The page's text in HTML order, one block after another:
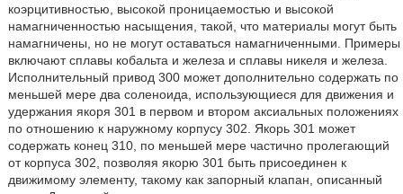
коэрцитивностью, высокой проницаемостью и высокой
намагниченностью насыщения, такой, что материалы могут быть
намагничены, но не могут оставаться намагниченными. Примеры
включают сплавы кобальта и железа и сплавы никеля и железа.
Исполнительный привод 300 может дополнительно содержать по
меньшей мере два соленоида, использующиеся для движения и
удержания якоря 301 в первом и втором аксиальных положениях
по отношению к наружному корпусу 302. Якорь 301 может
содержать конец 310, по меньшей мере частично пролегающий
от корпуса 302, позволяя якорю 301 быть присоединен к
движимому элементу, такому как запорный клапан, описанный